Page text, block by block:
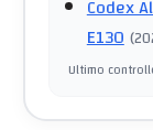
Codex
E130 (
Ultimo